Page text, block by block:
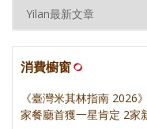
消費櫥窗
《臺灣米其林指南 2026
家餐廳首獲一星肯定 2家